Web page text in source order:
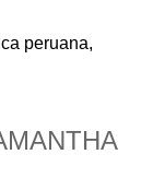
peruana,